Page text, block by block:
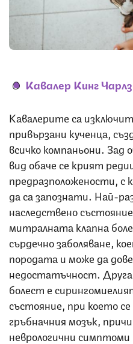
Кавалер Кинг
Кавалерите са
привързани кученца,
всичко компаньони.
вид обаче се крият
предразположености, с
да са запознати. Най-
наследствено
митралната клапна
сърдечно заболяване,
породата и може да
недостатъчност.
болест е
състояние, при което
гръбначния мозък,
неврологични